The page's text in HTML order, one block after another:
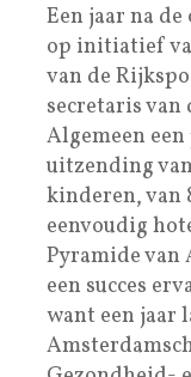
Een jaar na
op initiatief
van de
secretaris van
Algemeen
uitzending
kinderen, van
eenvoudig
Pyramide van
een succes
want een jaar